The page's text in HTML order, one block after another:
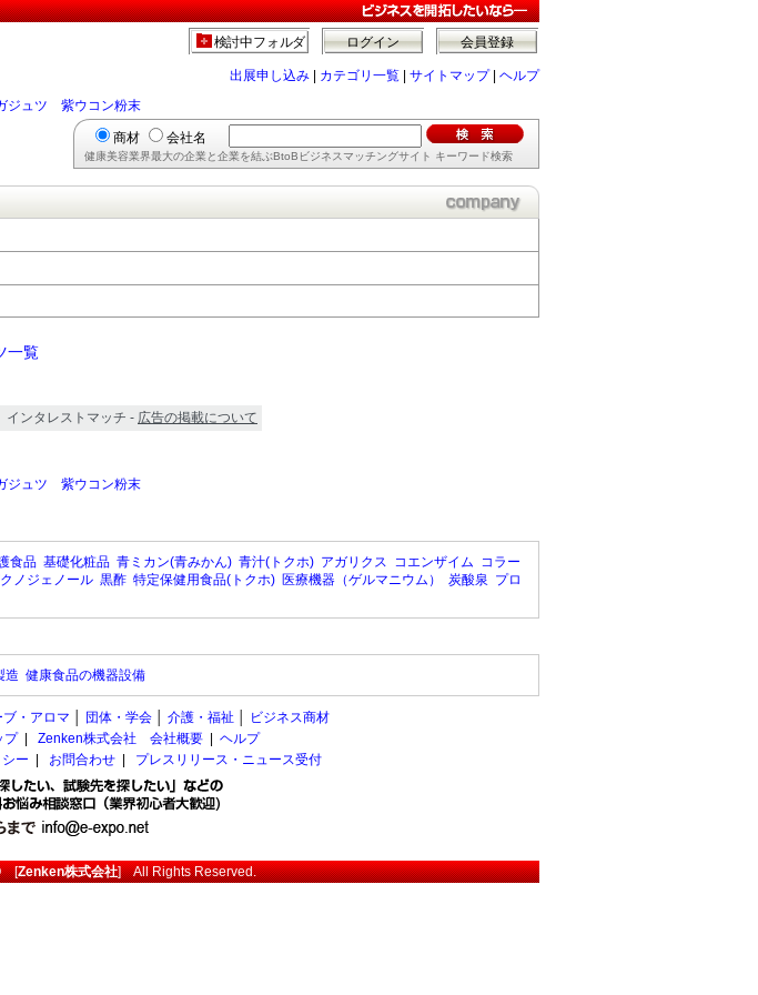
会員登録
ログイン
検討中フォルダ
出展申し込み カテゴリ一覧 サイトマップ| ヘルプ
ジュツ 紫ウコン粉末
商材 会社名
健康美容業界最大の企業と企業を結ぶBtoBビジネスマッチングサイト キーワード検索
一覧
インタレストマッチ - 広告の掲載について
ジュツ 紫ウコン粉末
食品 基礎化粧品 青ミカン(青みかん) 青汁(トクホ) アガリクス コエンザイム コラー
ノジェノール 黒酢 特定保健用食品(トクホ) 医療機器（ゲルマニウム） 炭酸泉 プロ
造 健康食品の機器設備
ブ・アロマ 団体・学会 介護・福祉
ビジネス商材
プ| Zenken株式会社 会社概要
ヘルプ
ー お問合わせ プレスリリース・ニュース受付
[Zenken株式会社] All Rights Reserved.